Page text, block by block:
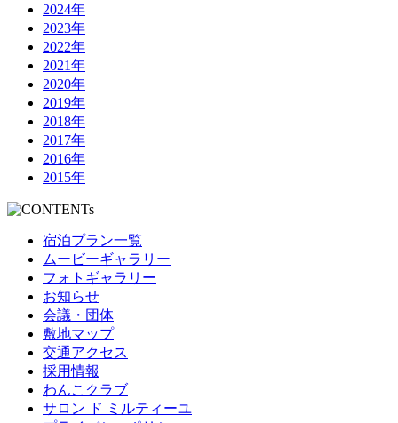
2024年
2023年
2022年
2021年
2020年
2019年
2018年
2017年
2016年
2015年
宿泊プラン一覧
ムービーギャラリー
フォトギャラリー
お知らせ
会議・団体
敷地マップ
交通アクセス
採用情報
わんこクラブ
サロン ド ミルティーユ